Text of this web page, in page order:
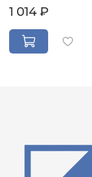
1 014 ₽